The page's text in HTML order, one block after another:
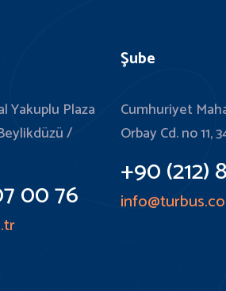
Yakuplu Plaza
/
00 76
Şube
Cumhuriyet
Orbay Cd. no 11,
+90 (212)